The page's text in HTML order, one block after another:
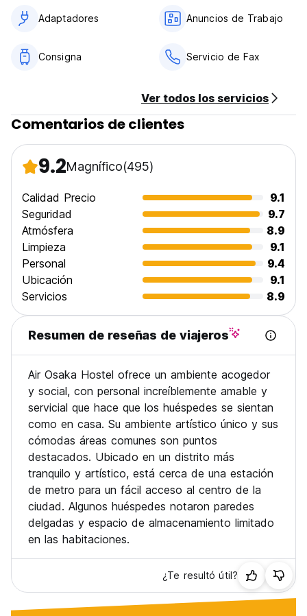
Adaptadores Anuncios de Trabajo
Consigna Servicio de Fax
Ver todos los servicios
Comentarios de clientes
9.2Magnífico(495)
Calidad Precio
9.1
Seguridad
9.7
Atmósfera
8.9
Limpieza
9.1
Personal
9.4
Ubicación
9.1
Servicios
8.9
Resumen de reseñas de viajeros
Air Osaka Hostel ofrece un ambiente acogedor
y social, con personal increíblemente amable y
servicial que hace que los huéspedes se sientan
como en casa. Su ambiente artístico único y sus
cómodas áreas comunes son puntos
destacados. Ubicado en un distrito más
tranquilo y artístico, está cerca de una estación
de metro para un fácil acceso al centro de la
ciudad. Algunos huéspedes notaron paredes
delgadas y espacio de almacenamiento limitado
en las habitaciones.
¿Te resultó útil?